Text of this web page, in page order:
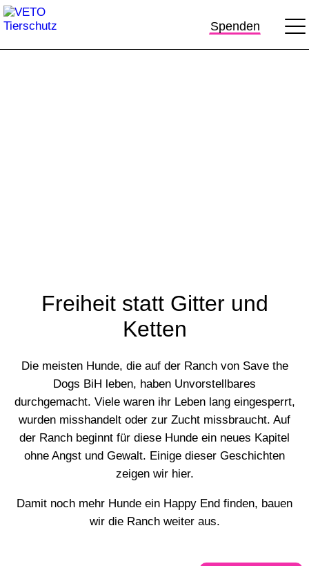
Spenden
Freiheit statt Gitter und
Ketten
Die meisten Hunde, die auf der Ranch von Save the
Dogs BiH leben, haben Unvorstellbares
durchgemacht. Viele waren ihr Leben lang eingesperrt,
wurden misshandelt oder zur Zucht missbraucht. Auf
der Ranch beginnt für diese Hunde ein neues Kapitel
ohne Angst und Gewalt. Einige dieser Geschichten
zeigen wir hier.
Damit noch mehr Hunde ein Happy End finden, bauen
wir die Ranch weiter aus.